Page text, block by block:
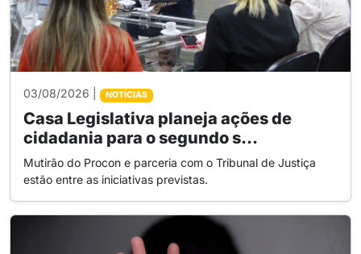
03/08/2026 | NOTÍCIAS
Casa Legislativa planeja ações de
cidadania para o segundo s...
Mutirão do Procon e parceria com o Tribunal de Justiça
estão entre as iniciativas previstas.